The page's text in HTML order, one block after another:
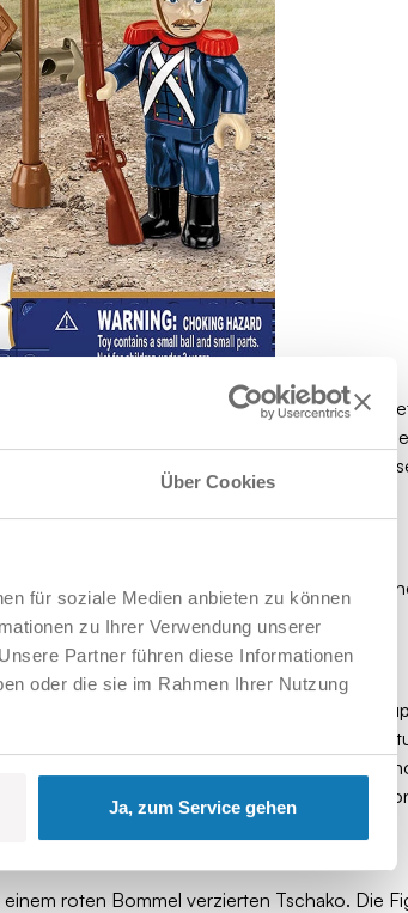
Über Cookies
für soziale Medien anbieten zu können
zu Ihrer Verwendung unserer
Partner führen diese Informationen
oder die sie im Rahmen Ihrer Nutzung
Ja, zum Service gehen
für die Grande Armée in ganz Europa
ein Symbol für Disziplin, Feuerkraft und eiserne
verändert. Zeit, an der Seite des
Stratege, Reformer und Schöpfer der
und dramatischen Schicksalswendungen
Laufbahn als Artillerieoffizier. Er
Die französische Artillerie verwendete
sowie 6-Zoll-Haubitzen. 12-Pfünder-
ausgebildeten Kanonieren konnten diese
roten Bommel verzierten Tschako. Die